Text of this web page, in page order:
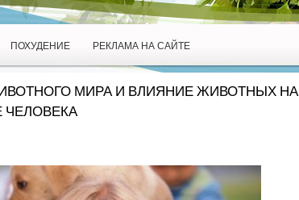
ПОХУДЕНИЕ РЕКЛАМА НА САЙТЕ
МИРА И ВЛИЯНИЕ ЖИВОТНЫХ НА
ЧЕЛОВЕКА